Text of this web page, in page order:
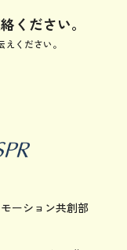
ください。
えください。
ーション共創部